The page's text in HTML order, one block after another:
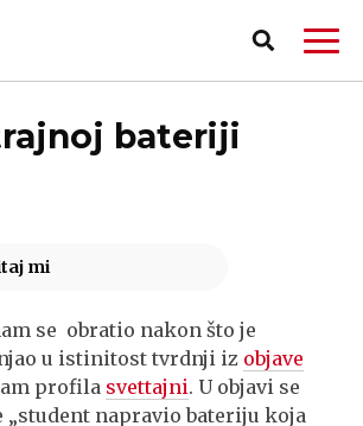
bateriji
se obratio nakon što je
u istinitost tvrdnji iz objave
profila svettajni. U objavi se
„student napravio bateriju koja